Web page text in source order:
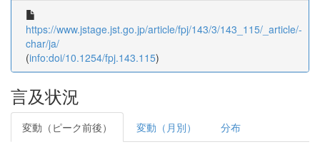
https://www.jstage.jst.go.jp/article/fpj/143/3/143_115/_article/-
char/ja/
(info:doi/10.1254/fpj.143.115)
言及状況
変動（ピーク前後） 変動（月別） 分布